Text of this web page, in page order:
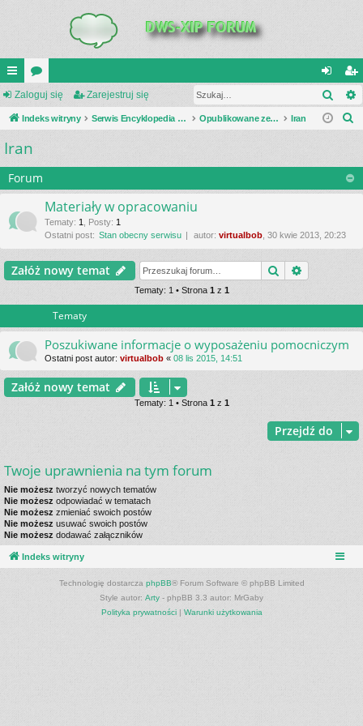
UI
C
K
_L
IN
K
or
a
al
og
si
ę
ar
ej
tru
j
Zaloguj się Zarejestruj się
Indeks witryny Serwis Encyklopedia Uzbrojenia Opublikowane zestawienia Iran
a
Iran
Forum
Materiały w opracowaniu
Tematy: 1 Posty: 1
Ostatni post: Stan obecny serwisu autor: virtualbob , 30 kwie 2013, 20:23
Załóż nowy temat Szukaj
Tematy: 1 • Strona 1z 1
Tematy
Poszukiwane informacje o wyposażeniu pomocniczym
Ostatni post autor: virtualbob « 08 lis 2015, 14:51
Załóż nowy temat
Tematy: 1 • Strona 1 z 1
Przejdź do
Twoje uprawnienia na tym forum
Nie możesz tworzyć nowych tematów
Nie możesz odpowiadać w tematach
Nie możesz zmieniać swoich postów
Nie możesz usuwać swoich postów
Nie możesz dodawać załączników
Indeks witryny
Technologię dostarcza phpBB® Forum Software © phpBB Limited
Style autor: Arty - phpBB 3.3 autor: MrGaby
Polityka prywatności| Warunki użytkowania